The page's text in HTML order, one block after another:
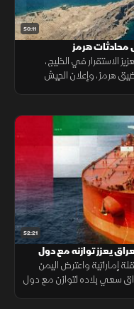
50:11
محادثات هرمز
الاستقرار في الخليج،
هرمز، وإعلان الجيش
52:21
يعزز توازنه مع دول
إماراتية واعترض اليمن
سعي بلاده لتوازن مع دول